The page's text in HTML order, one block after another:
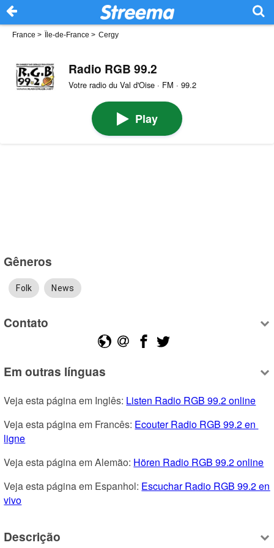
France > Île-de-France > Cergy
Radio RGB 99.2
Votre radio du Val d'Oise · FM · 99.2
Play
Gêneros
Folk News
Contato
Em outras línguas
Veja esta página em Inglês: Listen Radio RGB 99.2 online
Veja esta página em Francês: Ecouter Radio RGB 99.2 en
ligne
Veja esta página em Alemão: Hören Radio RGB 99.2 online
Veja esta página em Espanhol: Escuchar Radio RGB 99.2 en
vivo
Descrição